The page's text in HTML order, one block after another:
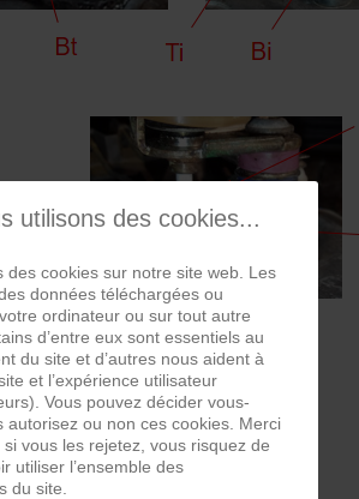
utilisons des cookies...
des cookies sur notre site web. Les
données téléchargées ou
ordinateur ou sur tout autre
d’entre eux sont essentiels au
du site et d’autres nous aident à
et l’expérience utilisateur
Vous pouvez décider vous-
autorisez ou non ces cookies. Merci
vous les rejetez, vous risquez de
utiliser l’ensemble des
du site.